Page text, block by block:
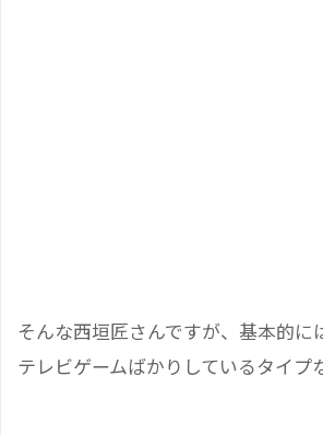
そんな西垣匠さんですが、基本的に
テレビゲームばかりしているタイプ